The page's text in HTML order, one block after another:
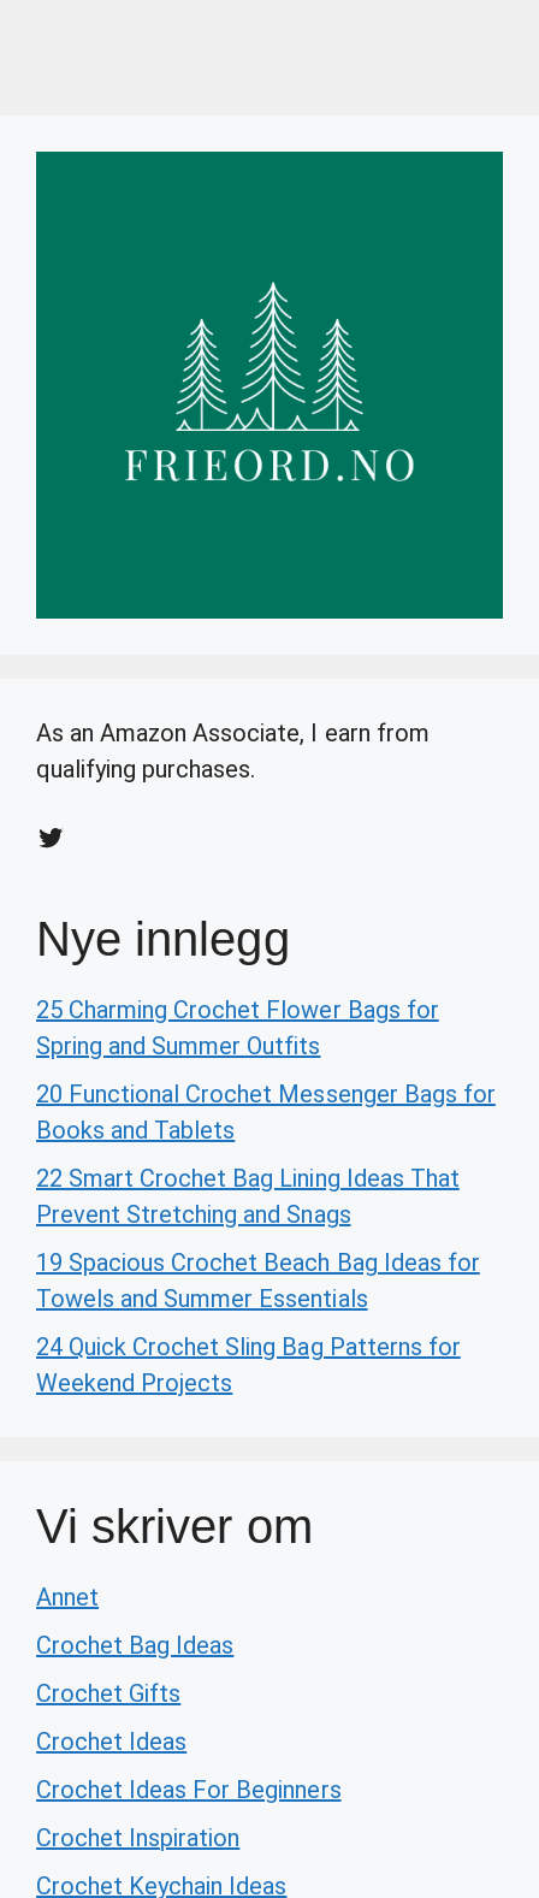
As an Amazon Associate, I earn from
qualifying purchases.
Twitter
Nye innlegg
25 Charming Crochet Flower Bags for
Spring and Summer Outfits
20 Functional Crochet Messenger Bags for
Books and Tablets
22 Smart Crochet Bag Lining Ideas That
Prevent Stretching and Snags
19 Spacious Crochet Beach Bag Ideas for
Towels and Summer Essentials
24 Quick Crochet Sling Bag Patterns for
Weekend Projects
Vi skriver om
Annet
Crochet Bag Ideas
Crochet Gifts
Crochet Ideas
Crochet Ideas For Beginners
Crochet Inspiration
Crochet Keychain Ideas